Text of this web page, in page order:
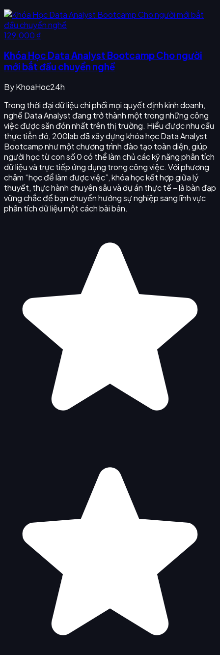
129.000 ₫
Khóa Học Data Analyst Bootcamp Cho người
mới bắt đầu chuyển nghề
ByKhoaHoc24h
Trong thời đại dữ liệu chi phối mọi quyết định kinh doanh,
nghề Data Analyst đang trở thành một trong những công
việc được săn đón nhất trên thị trường. Hiểu được nhu cầu
thực tiễn đó, 200lab đã xây dựng khóa học Data Analyst
Bootcamp như một chương trình đào tạo toàn diện, giúp
người học từ con số 0 có thể làm chủ các kỹ năng phân tích
dữ liệu và trực tiếp ứng dụng trong công việc. Với phương
châm “học để làm được việc”, khóa học kết hợp giữa lý
thuyết, thực hành chuyên sâu và dự án thực tế – là bàn đạp
vững chắc để bạn chuyển hướng sự nghiệp sang lĩnh vực
phân tích dữ liệu một cách bài bản.